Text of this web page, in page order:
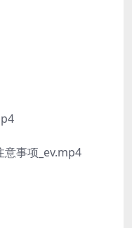
意事项_ev.mp4